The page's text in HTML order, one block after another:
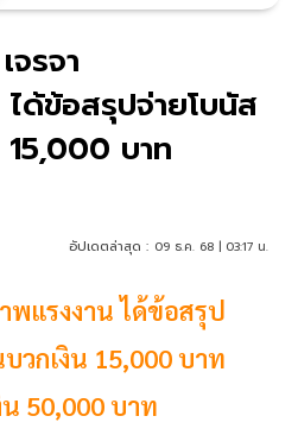
จรจา
ด้ข้อสรุปจ่ายโบนัส
บาท
อัปเดตล่าสุด : 09 ธ.ค. 68 | 03:17 น.
พแรงงาน ได้ข้อสรุป
วกเงิน 15,000 บาท
50,000 บาท